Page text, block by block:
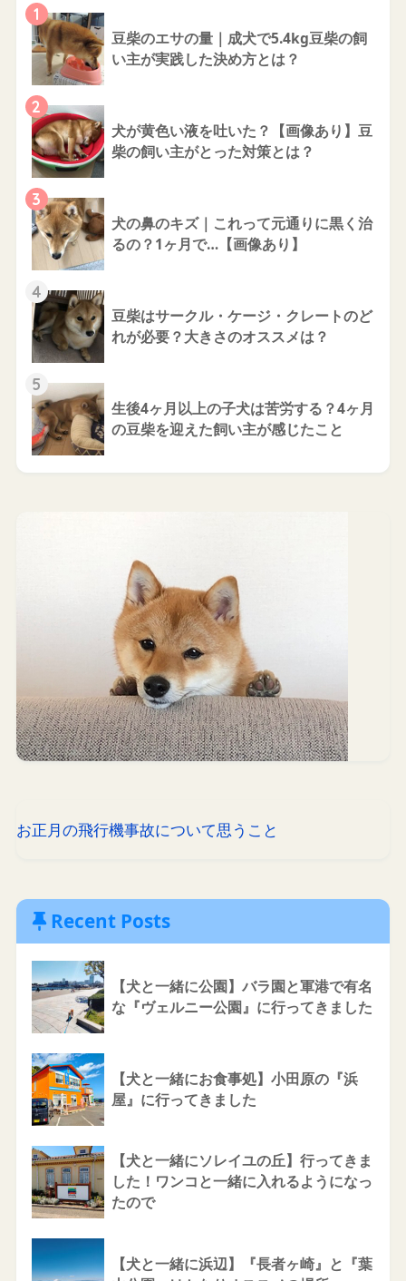
1
豆柴のエサの量｜成犬で5.4kg豆柴の飼
い主が実践した決め方とは？
2
犬が黄色い液を吐いた？【画像あり】豆
柴の飼い主がとった対策とは？
3
犬の鼻のキズ｜これって元通りに黒く治
るの？1ヶ月で…【画像あり】
4
豆柴はサークル・ケージ・クレートのど
れが必要？大きさのオススメは？
5
生後4ヶ月以上の子犬は苦労する？4ヶ月
の豆柴を迎えた飼い主が感じたこと
お正月の飛行機事故について思うこと
Recent Posts
【犬と一緒に公園】バラ園と軍港で有名
な『ヴェルニー公園』に行ってきました
【犬と一緒にお食事処】小田原の『浜
屋』に行ってきました
【犬と一緒にソレイユの丘】行ってきま
した！ワンコと一緒に入れるようになっ
たので
【犬と一緒に浜辺】『長者ヶ崎』と『葉